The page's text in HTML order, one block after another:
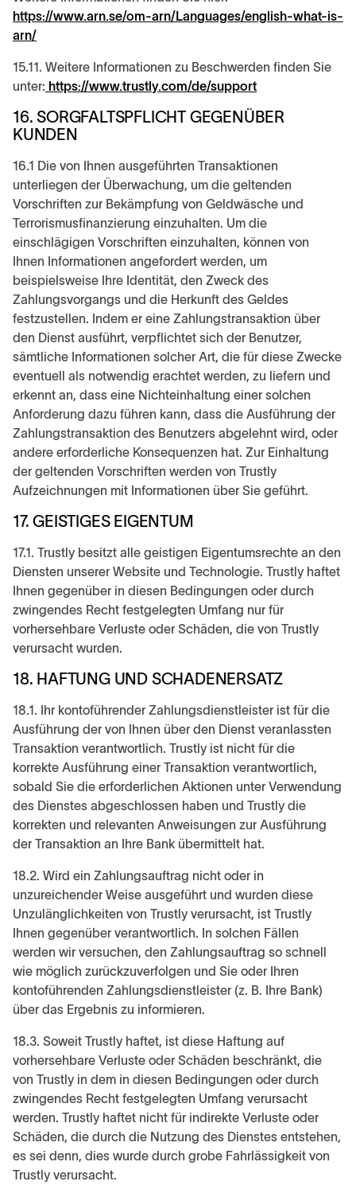
https://www.arn.se/om-arn/Languages/english-what-is-
arn/
15.11. Weitere Informationen zu Beschwerden finden Sie
unter: https://www.trustly.com/de/support
16. SORGFALTSPFLICHT GEGENÜBER
KUNDEN
16.1 Die von Ihnen ausgeführten Transaktionen
unterliegen der Überwachung, um die geltenden
Vorschriften zur Bekämpfung von Geldwäsche und
Terrorismusfinanzierung einzuhalten. Um die
einschlägigen Vorschriften einzuhalten, können von
Ihnen Informationen angefordert werden, um
beispielsweise Ihre Identität, den Zweck des
Zahlungsvorgangs und die Herkunft des Geldes
festzustellen. Indem er eine Zahlungstransaktion über
den Dienst ausführt, verpflichtet sich der Benutzer,
sämtliche Informationen solcher Art, die für diese Zwecke
eventuell als notwendig erachtet werden, zu liefern und
erkennt an, dass eine Nichteinhaltung einer solchen
Anforderung dazu führen kann, dass die Ausführung der
Zahlungstransaktion des Benutzers abgelehnt wird, oder
andere erforderliche Konsequenzen hat. Zur Einhaltung
der geltenden Vorschriften werden von Trustly
Aufzeichnungen mit Informationen über Sie geführt.
17. GEISTIGES EIGENTUM
17.1. Trustly besitzt alle geistigen Eigentumsrechte an den
Diensten unserer Website und Technologie. Trustly haftet
Ihnen gegenüber in diesen Bedingungen oder durch
zwingendes Recht festgelegten Umfang nur für
vorhersehbare Verluste oder Schäden, die von Trustly
verursacht wurden.
18. HAFTUNG UND SCHADENERSATZ
18.1. Ihr kontoführender Zahlungsdienstleister ist für die
Ausführung der von Ihnen über den Dienst veranlassten
Transaktion verantwortlich. Trustly ist nicht für die
korrekte Ausführung einer Transaktion verantwortlich,
sobald Sie die erforderlichen Aktionen unter Verwendung
des Dienstes abgeschlossen haben und Trustly die
korrekten und relevanten Anweisungen zur Ausführung
der Transaktion an Ihre Bank übermittelt hat.
18.2. Wird ein Zahlungsauftrag nicht oder in
unzureichender Weise ausgeführt und wurden diese
Unzulänglichkeiten von Trustly verursacht, ist Trustly
Ihnen gegenüber verantwortlich. In solchen Fällen
werden wir versuchen, den Zahlungsauftrag so schnell
wie möglich zurückzuverfolgen und Sie oder Ihren
kontoführenden Zahlungsdienstleister (z. B. Ihre Bank)
über das Ergebnis zu informieren.
18.3. Soweit Trustly haftet, ist diese Haftung auf
vorhersehbare Verluste oder Schäden beschränkt, die
von Trustly in dem in diesen Bedingungen oder durch
zwingendes Recht festgelegten Umfang verursacht
werden. Trustly haftet nicht für indirekte Verluste oder
Schäden, die durch die Nutzung des Dienstes entstehen,
es sei denn, dies wurde durch grobe Fahrlässigkeit von
Trustly verursacht.